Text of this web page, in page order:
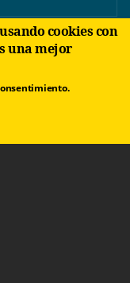
una mejor